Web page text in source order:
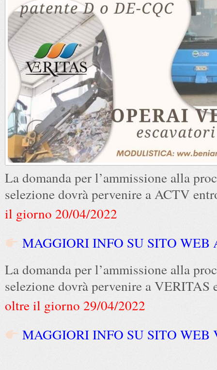
La domanda per l’ammissione alla
selezione dovrà pervenire a ACTV
il giorno 20/04/2022
MAGGIORI INFO SU SITO WEB
La domanda per l’ammissione alla
selezione dovrà pervenire a VERITAS
oltre il giorno 29/04/2022
MAGGIORI INFO SU SITO WEB